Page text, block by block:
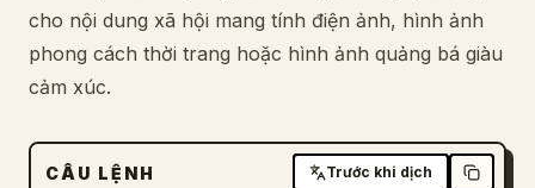
Giá cả
cho nội dung xã hội mang tính điện ảnh, hình ảnh
phong cách thời trang hoặc hình ảnh quảng bá giàu
cảm xúc.
CÂU LỆNH Trước khi dịch